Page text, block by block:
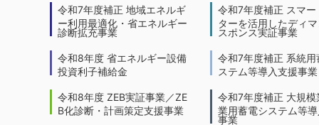
令和7年度補正 地域エネルギ
ー利用最適化・省エネルギー
診断拡充事業
令和8年度 省エネルギー設備
投資利子補給金
令和8年度 ZEB実証事業／ZE
B化診断・計画策定支援事業
令和7年度補正 スマー
ターを活用したディ
スポンス実証事業
令和7年度補正 系統用
ステム等導入支援事業
令和7年度補正 大規模
業用蓄電システム等
事業